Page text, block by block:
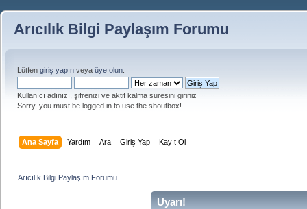
Arıcılık Bilgi Paylaşım Forumu
Lütfen giriş yapın veya üye olun
Kullanıcı adınızı, şifrenizi ve aktif kalma süresini giriniz
Sorry, you must be logged in to use the shoutbox!
Ana Sayfa Yardım Ara Giriş Yap Kayıt Ol
Arıcılık Bilgi Paylaşım Forumu
Uyarı!